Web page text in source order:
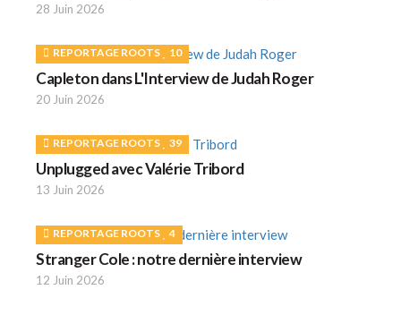
28 Juin 2026
REPORTAGE ROOTS 10
Capleton dans L'Interview de Judah Roger
20 Juin 2026
REPORTAGE ROOTS 39
Unplugged avec Valérie Tribord
13 Juin 2026
REPORTAGE ROOTS 4
Stranger Cole : notre dernière interview
12 Juin 2026